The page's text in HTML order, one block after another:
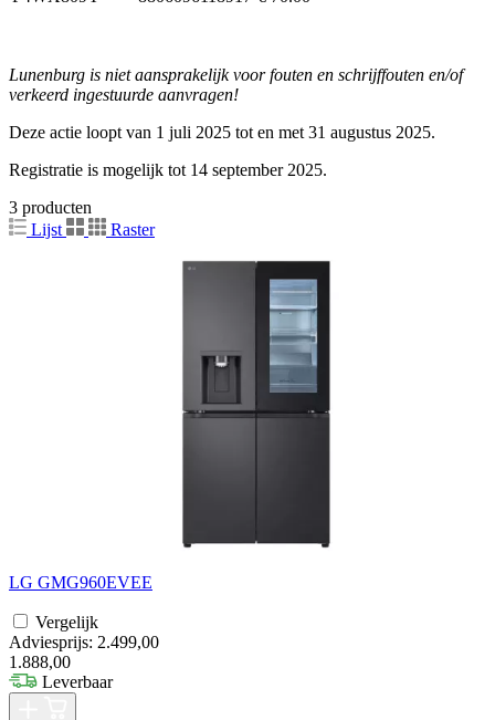
Lunenburg is niet aansprakelijk voor fouten en schrijffouten en/of
verkeerd ingestuurde aanvragen!
Deze actie loopt van 1 juli 2025 tot en met 31 augustus 2025.
Registratie is mogelijk tot 14 september 2025.
3 producten
Lijst
Raster
LG GMG960EVEE
Vergelijk
Adviesprijs: 2.499,00
1.888,00
Leverbaar